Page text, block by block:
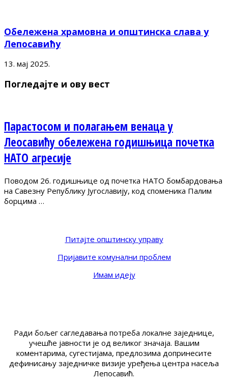
Обележена храмовна и општинска слава у
Лепосавићу
13. мај 2025.
Погледајте и ову вест
Парастосом и полагањем венаца у
Леосавићу обележена годишњица почетка
НАТО агресије
Поводом 26. годишњице од почетка НАТО бомбардовања
на Савезну Републику Југославију, код споменика Палим
борцима …
Питајте општинску управу
Пријавите комунални проблем
Имам идеју
Ради бољег сагледавања потреба локалне заједнице,
учешће јавности је од великог значаја. Вашим
коментарима, сугестијама, предлозима допринесите
дефинисању заједничке визије уређења центра насеља
Лепосавић.